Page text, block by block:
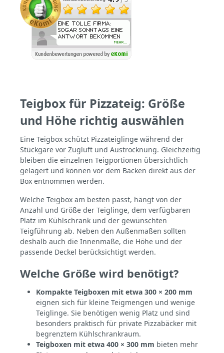
Pizzabäcker und Profis Durchdachtes
Format für optimale Teigführung Die
Innenmaße der Teigbox sind exakt auf
kleine Teigmengen abgestimmt. Dadurch
behalten deine Teiglinge ihre Form und
trocknen nicht aus. In Kombination mit
gleichmäßigen Ergebnissen ohne
Hautbildung. Technische Daten Teigbox
Mini Außenmaß: 300 × 200 × 100 mm
Innenmaß: 260 × 180 × 90 mm Gewicht:
0,40 kg Volumen: 5 Liter Kapazität: ca. 2
Teiglinge Palettenmenge: 352 Stück Deckel
(separat erhältlich) Maß: 300 × 200 mm
Gewicht: 0,25 kg Für wen ist die Mini-
Teigbox geeignet? Einsteiger, die mit
kleinen Mengen arbeiten Pizzaliebhaber
Testteige und spezielle Rezepturen Perfekt
als Ergänzung zu großen Teigboxen Fazit
Die Teigbox Mini ist kein Spielzeug,
sondern ein durchdachtes Werkzeug für
präzise Teigführung. Klein im Format –
aber groß im Nutzen. Wenn du Wert auf
saubere Prozesse, reproduzierbare
Platzes legst, ist diese Box genau richtig.
Teigbox für Pizzateig: Größe
und Höhe richtig auswählen
Eine Teigbox schützt Pizzateiglinge während der
Stückgare vor Zugluft und Austrocknung. Gleichzeitig
bleiben die einzelnen Teigportionen übersichtlich
gelagert und können vor dem Backen direkt aus der
Box entnommen werden.
Welche Teigbox am besten passt, hängt von der
Anzahl und Größe der Teiglinge, dem verfügbaren
Platz im Kühlschrank und der gewünschten
Teigführung ab. Neben den Außenmaßen sollten
deshalb auch die Innenmaße, die Höhe und der
passende Deckel berücksichtigt werden.
Welche Größe wird benötigt?
Kompakte Teigboxen mit etwa 300 × 200 mm
eignen sich für kleine Teigmengen und wenige
Teiglinge. Sie benötigen wenig Platz und sind
besonders praktisch für private Pizzabäcker mit
begrenztem Kühlschrankraum.
Teigboxen mit etwa 400 × 300 mm bieten mehr